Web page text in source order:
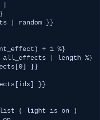
|
| random }}
) + 1 %}
all_effects | length %}
[0]
}}
[idx]
}}
list ( light is on
)